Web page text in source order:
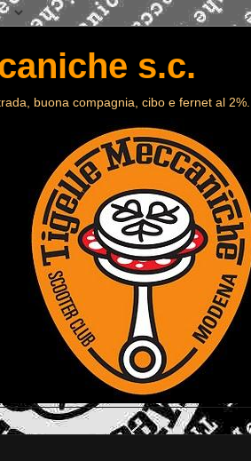
s.c.
buona compagnia, cibo e fernet al 2%...